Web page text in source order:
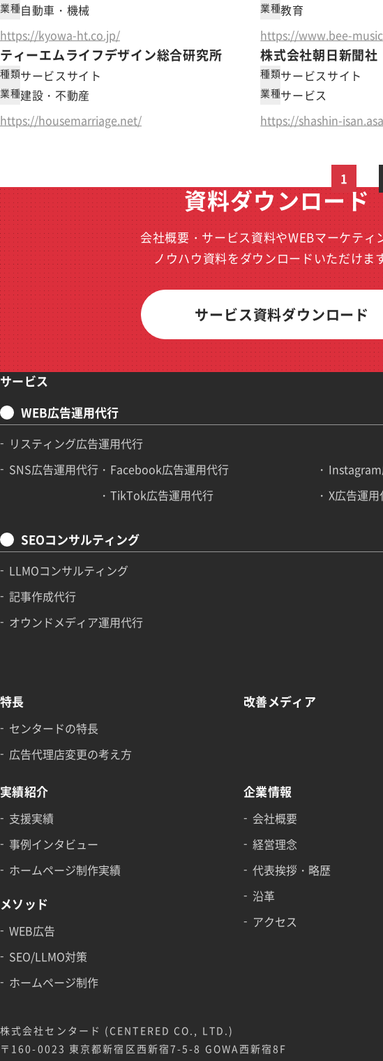
業種自動車・機械
https://kyowa-ht.co.jp/
業種教育
https://www.bee-
ティーエムライフデザイン総合研究所
種類サービスサイト
業種建設・不動産
https://housemarriage.net/
株式会社朝日新聞社
種類サービスサイト
業種サービス
https://shashin-
1
資料ダウンロード
会社概要・サービス資料やWEBマーケティ
ノウハウ資料をダウンロードいただけま
サービス資料ダウンロード
サービス
WEB広告運用代行
リスティング広告運用代行
SNS広告運用代行
Facebook広告運用代行
TikTok広告運用代行
X広告運
SEOコンサルティング
LLMOコンサルティング
記事作成代行
オウンドメディア運用代行
特長
センタードの特長
広告代理店変更の考え方
実績紹介
支援実績
事例インタビュー
ホームページ制作実績
メソッド
WEB広告
SEO/LLMO対策
ホームページ制作
改善メディア
企業情報
会社概要
経営理念
代表挨拶・略歴
沿革
アクセス
株式会社センタード (CENTERED CO., LTD.)
〒160-0023 東京都新宿区西新宿7-5-8 GOWA西新宿8F